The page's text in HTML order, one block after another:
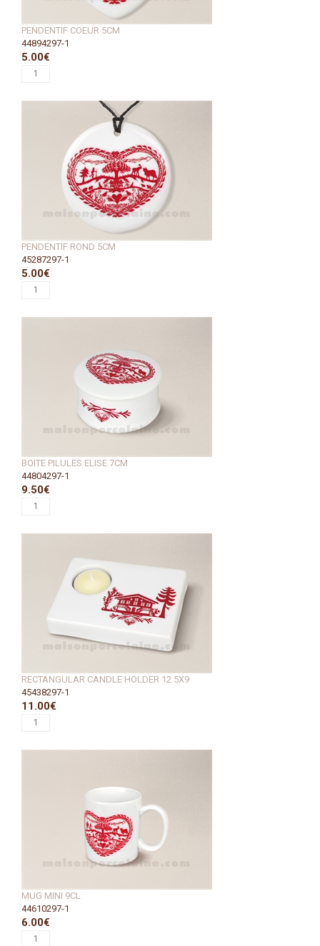
PENDENTIF COEUR 5CM
44894297-1
5.00€
PENDENTIF ROND 5CM
45287297-1
5.00€
BOITE PILULES ELISE 7CM
44804297-1
9.50€
RECTANGULAR CANDLE HOLDER 12.5X9
45438297-1
11.00€
MUG MINI 9CL
44610297-1
6.00€